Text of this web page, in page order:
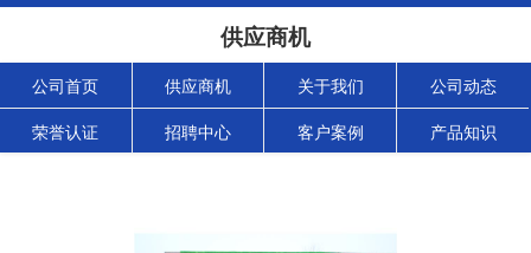
供应商机
公司首页 供应商机 关于我们 公司动态
荣誉认证 招聘中心 客户案例 产品知识